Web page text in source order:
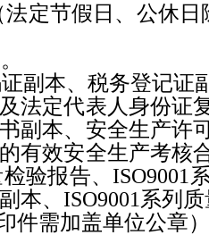
法定节假日、公休
副本、税务登记
定代表人身份证
本、安全生产许
有效安全生产考核
验报告、 ISO9001
本、 ISO9001 系列
件需加盖单位公章）